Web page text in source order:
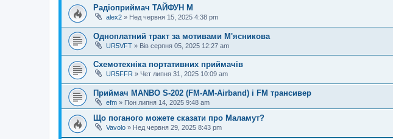
Радіоприймач ТАЙФУН М
alex2 » Нед червня 15, 2025 4:38 pm
Одноплатний тракт за мотивами М'ясникова
UR5VFT » Вів серпня 05, 2025 12:27 am
Схемотехніка портативних приймачів
UR5FFR » Чет липня 31, 2025 10:09 am
Приймач MANBO S-202 (FM-AM-Airband) і FM трансивер
efm » Пон липня 14, 2025 9:48 am
Що поганого можете сказати про Маламут?
Vavolo » Нед червня 29, 2025 8:43 pm